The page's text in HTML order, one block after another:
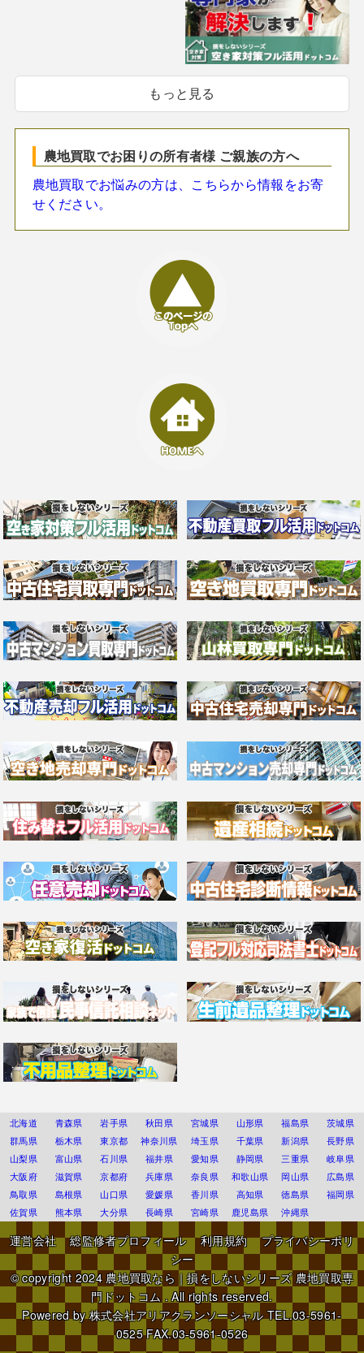
もっと見る
農地買取でお困りの所有者様 ご親族の方へ
農地買取でお悩みの方は、こちらから情報をお寄
せください。
北海道 青森県 岩手県 秋田県 宮城県 山形県 福島県
茨城県
群馬県
栃木県 東京都 神奈川県 埼玉県 千葉県 新潟県
長野県
山梨県
富山県 石川県 福井県 愛知県 静岡県 三重県
岐阜県
大阪府
滋賀県 京都府 兵庫県 奈良県 和歌山県 岡山県
広島県
鳥取県
島根県 山口県 愛媛県 香川県 高知県 徳島県
福岡県
佐賀県
熊本県 大分県 長崎県 宮崎県 鹿児島県 沖縄県
運営会社 総監修者プロフィール 利用規約
プライバシーポリ
シー
© copyright 2024農地買取なら｜損をしないシリーズ 農地買取専
門ドットコム . All rights reserved.
Powered by株式会社アリアクランソーシャルTEL.03-5961-
0525 FAX.03-5961-0526